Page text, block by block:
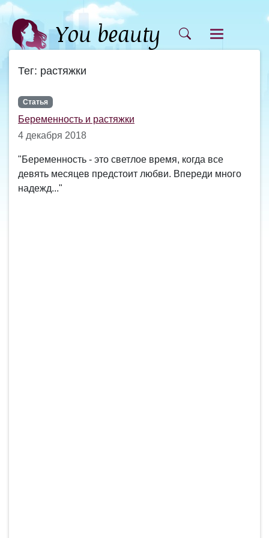
Тег: растяжки
Статья
Беременность и растяжки
4 декабря 2018
"Беременность - это светлое время, когда все
девять месяцев предстоит любви. Впереди много
надежд..."